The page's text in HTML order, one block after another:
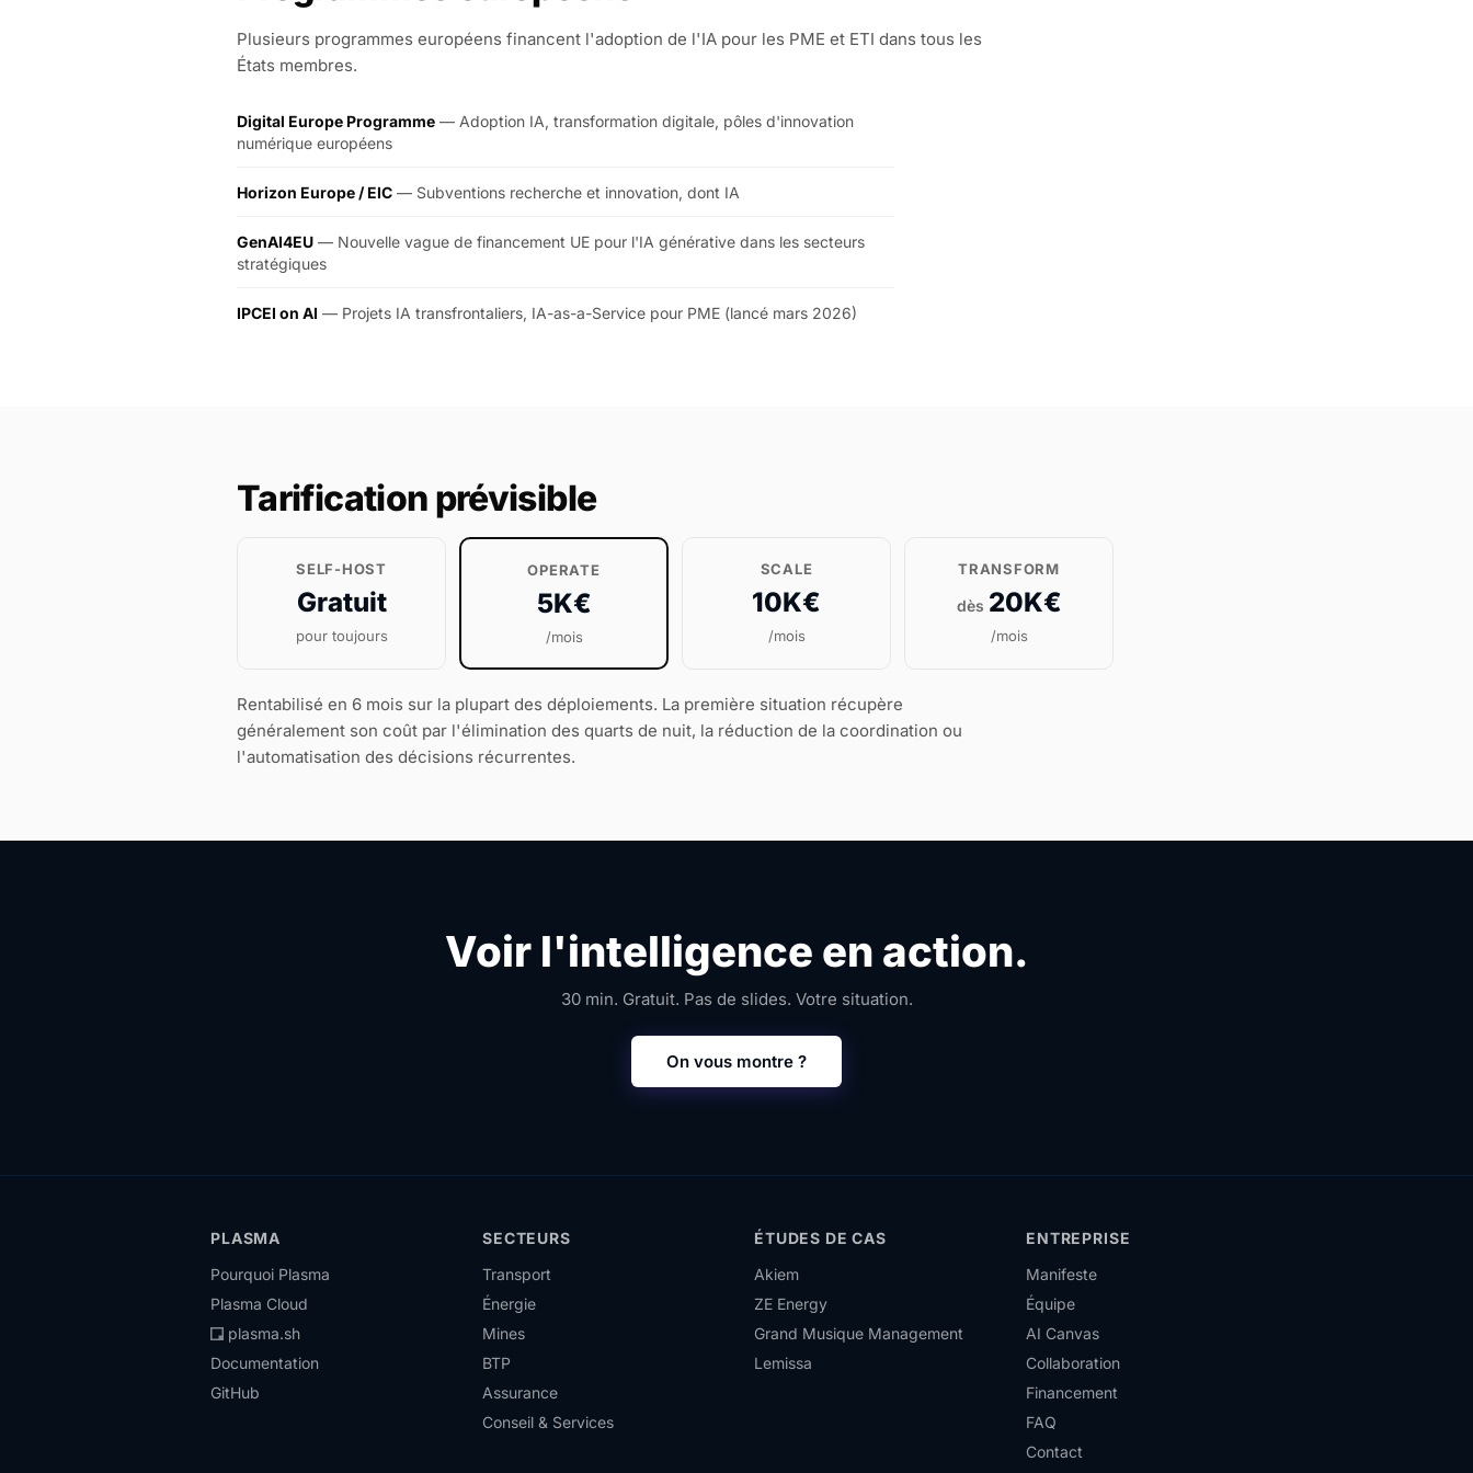
Plusieurs programmes européens financent l'adoption de l'IA pour les PME et ETI dans tous les
États membres.
Digital Europe Programme — Adoption IA, transformation digitale, pôles d'innovation
numérique européens
Horizon Europe / EIC — Subventions recherche et innovation, dont IA
GenAI4EU — Nouvelle vague de financement UE pour l'IA générative dans les secteurs
stratégiques
IPCEI on AI — Projets IA transfrontaliers, IA-as-a-Service pour PME (lancé mars 2026)
Tarification prévisible
SELF-HOST
Gratuit
pour toujours
OPERATE
5K€
/mois
SCALE
10K€
/mois
TRANSFORM
dès 20K€
/mois
Rentabilisé en 6 mois sur la plupart des déploiements. La première situation récupère
généralement son coût par l'élimination des quarts de nuit, la réduction de la coordination ou
l'automatisation des décisions récurrentes.
Voir l'intelligence en action.
30 min. Gratuit. Pas de slides. Votre situation.
On vous montre ?
PLASMA
Pourquoi Plasma
Plasma Cloud
plasma.sh
Documentation
GitHub
SECTEURS
Transport
Énergie
Mines
BTP
Assurance
Conseil & Services
ÉTUDES DE CAS
Akiem
ZE Energy
Grand Musique Management
Lemissa
ENTREPRISE
Manifeste
Équipe
AI Canvas
Collaboration
Financement
FAQ
Contact